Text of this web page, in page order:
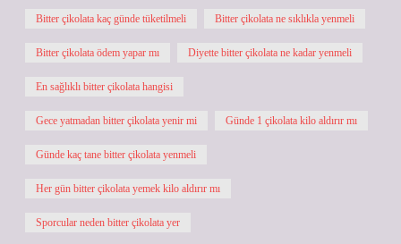
Bitter çikolata kaç günde tüketilmeli Bitter çikolata ne sıklıkla yenmeli
Bitter çikolata ödem yapar mı Diyette bitter çikolata ne kadar yenmeli
En sağlıklı bitter çikolata hangisi
Gece yatmadan bitter çikolata yenir mi Günde 1 çikolata kilo aldırır mı
Günde kaç tane bitter çikolata yenmeli
Her gün bitter çikolata yemek kilo aldırır mı
Sporcular neden bitter çikolata yer